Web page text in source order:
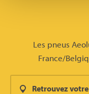
Les pneus
France/
Retrouvez